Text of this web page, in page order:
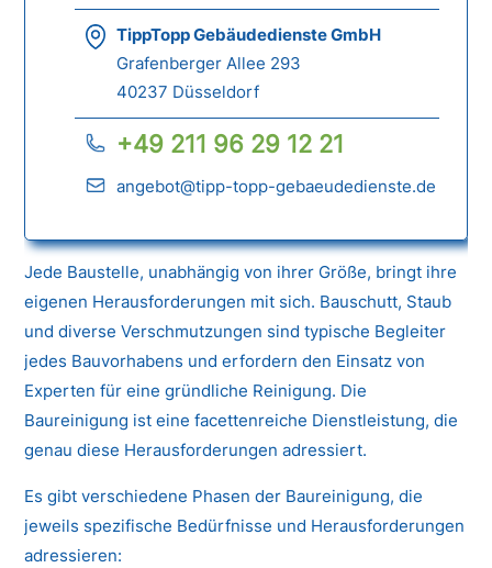
TippTopp Gebäudedienste GmbH
Grafenberger Allee 293
40237 Düsseldorf
+49 211 96 29 12 21
angebot@tipp-topp-gebaeudedienste.de
Jede Baustelle, unabhängig von ihrer Größe, bringt ihre
eigenen Herausforderungen mit sich. Bauschutt, Staub
und diverse Verschmutzungen sind typische Begleiter
jedes Bauvorhabens und erfordern den Einsatz von
Experten für eine gründliche Reinigung. Die
Baureinigung ist eine facettenreiche Dienstleistung, die
genau diese Herausforderungen adressiert.
Es gibt verschiedene Phasen der Baureinigung, die
jeweils spezifische Bedürfnisse und Herausforderungen
adressieren: